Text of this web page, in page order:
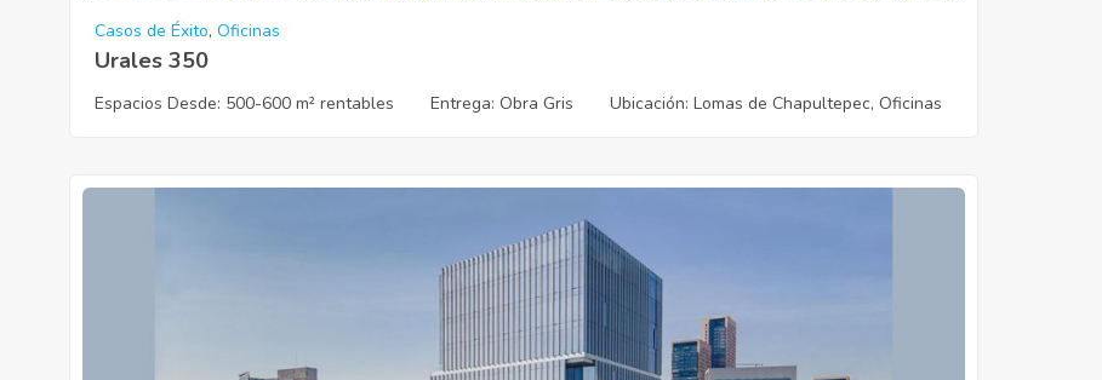
Casos de Éxito, Oficinas
Urales 350
Espacios Desde: 500-600 m² rentables Entrega: Obra Gris Ubicación: Lomas de Chapultepec, Oficinas